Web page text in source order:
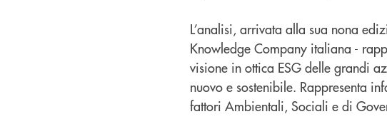
L’analisi, arrivata alla sua nona
Knowledge Company italiana -
visione in ottica ESG delle grandi
nuovo e sostenibile. Rappresenta
fattori Ambientali, Sociali e di